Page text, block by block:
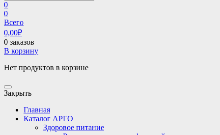
0
0
Всего
0,00₽
0 заказов
В корзину
Нет продуктов в корзине
Закрыть
Главная
Каталог АРГО
Здоровое питание